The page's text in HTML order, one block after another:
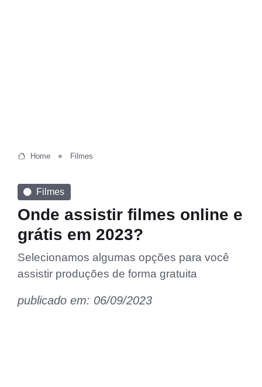
Home Filmes
Filmes
Onde assistir filmes online e
grátis em 2023?
Selecionamos algumas opções para você
assistir produções de forma gratuita
publicado em: 06/09/2023